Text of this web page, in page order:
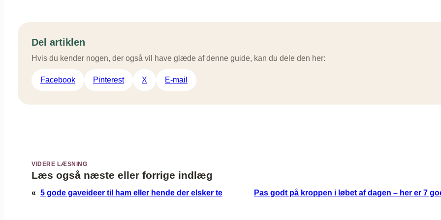
Del artiklen
Hvis du kender nogen, der også vil have glæde af denne guide, kan du dele den her:
Facebook Pinterest X E-mail
VIDERE LÆSNING
Læs også næste eller forrige indlæg
« 5 gode gaveideer til ham eller hende der elsker te Pas godt på kroppen i løbet af dagen – her er 7